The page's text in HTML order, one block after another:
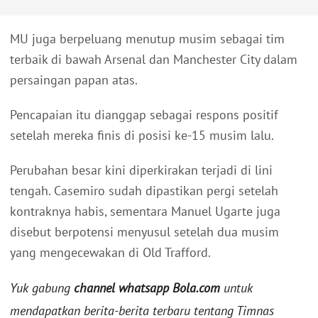
MU juga berpeluang menutup musim sebagai tim
terbaik di bawah Arsenal dan Manchester City dalam
persaingan papan atas.
Pencapaian itu dianggap sebagai respons positif
setelah mereka finis di posisi ke-15 musim lalu.
Perubahan besar kini diperkirakan terjadi di lini
tengah. Casemiro sudah dipastikan pergi setelah
kontraknya habis, sementara Manuel Ugarte juga
disebut berpotensi menyusul setelah dua musim
yang mengecewakan di Old Trafford.
Yuk gabung channel whatsapp Bola.com untuk
mendapatkan berita-berita terbaru tentang Timnas